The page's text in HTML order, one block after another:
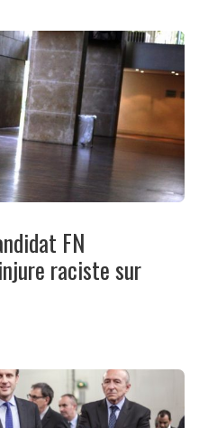
FN
raciste sur